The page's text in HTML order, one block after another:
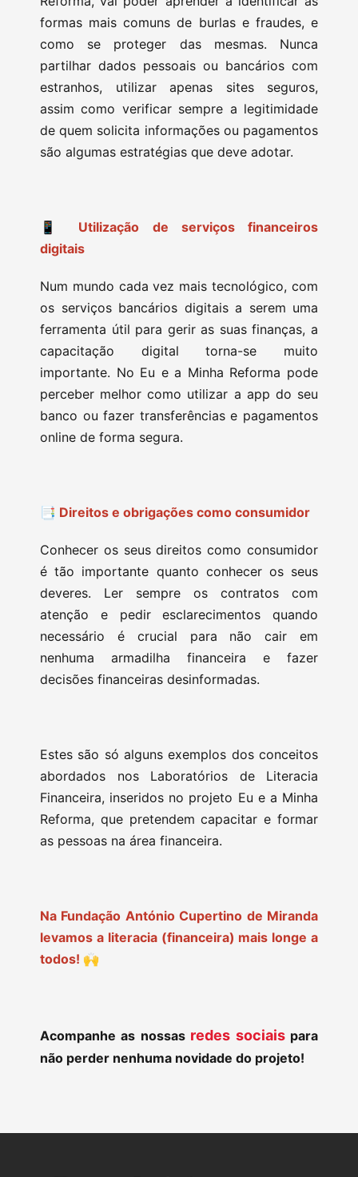
formas mais comuns de burlas e fraudes, e
como se proteger das mesmas. Nunca
partilhar dados pessoais ou bancários com
estranhos, utilizar apenas sites seguros,
assim como verificar sempre a legitimidade
de quem solicita informações ou pagamentos
são algumas estratégias que deve adotar.
📱 Utilização de serviços financeiros
digitais
Num mundo cada vez mais tecnológico, com
os serviços bancários digitais a serem uma
ferramenta útil para gerir as suas finanças, a
capacitação digital torna-se muito
importante. No Eu e a Minha Reforma pode
perceber melhor como utilizar a app do seu
banco ou fazer transferências e pagamentos
online de forma segura.
📑 Direitos e obrigações como consumidor
Conhecer os seus direitos como consumidor
é tão importante quanto conhecer os seus
deveres. Ler sempre os contratos com
atenção e pedir esclarecimentos quando
necessário é crucial para não cair em
nenhuma armadilha financeira e fazer
decisões financeiras desinformadas.
Estes são só alguns exemplos dos conceitos
abordados nos Laboratórios de Literacia
Financeira, inseridos no projeto Eu e a Minha
Reforma, que pretendem capacitar e formar
as pessoas na área financeira.
Na Fundação António Cupertino de Miranda
levamos a literacia (financeira) mais longe a
todos! 🙌
Acompanhe as nossas redes sociaispara
não perder nenhuma novidade do projeto!